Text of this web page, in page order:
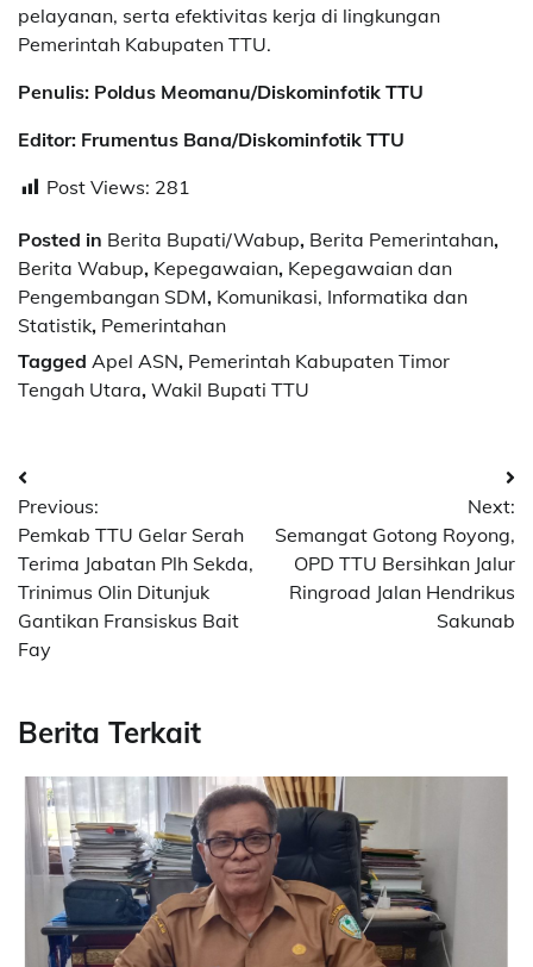
pelayanan, serta efektivitas kerja di lingkungan
Pemerintah Kabupaten TTU.
Penulis: Poldus Meomanu/Diskominfotik TTU
Editor: Frumentus Bana/Diskominfotik TTU
Post Views: 281
Posted in Berita Bupati/Wabup, Berita Pemerintahan,
Berita Wabup, Kepegawaian, Kepegawaian dan
Pengembangan SDM, Komunikasi, Informatika dan
Statistik, Pemerintahan
Tagged Apel ASN, Pemerintah Kabupaten Timor
Tengah Utara, Wakil Bupati TTU
Post
navigation
Previous:
Pemkab TTU Gelar Serah
Terima Jabatan Plh Sekda,
Trinimus Olin Ditunjuk
Gantikan Fransiskus Bait
Fay
Next:
Semangat Gotong Royong,
OPD TTU Bersihkan Jalur
Ringroad Jalan Hendrikus
Sakunab
Berita Terkait